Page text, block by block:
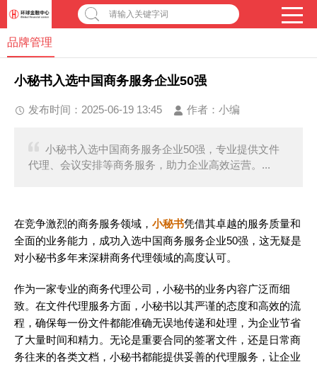
请输入关键字词
品牌管理
小秘书入选中国商务服务企业50强
发布时间：2025-06-19 13:45 作者： 小编
小秘书入选中国商务服务企业50强，专业提供文件
代理、会议安排等商务服务，助力企业高效运营。...
在竞争激烈的商务服务领域， 小秘书凭借其卓越的服务质量和
全面的业务能力，成功入选中国商务服务企业50强，这无疑是
对小秘书多年来深耕商务代理领域的高度认可。
作为一家专业的商务代理公司，小秘书的业务内容广泛而细
致。在文件代理服务方面，小秘书以其严谨的态度和高效的流
程，确保每一份文件都能准确无误地传递和处理，为企业节省
了大量时间和精力。无论是重要合同的签署文件，还是日常商
务往来的各类文档，小秘书都能提供妥善的代理服务，让企业